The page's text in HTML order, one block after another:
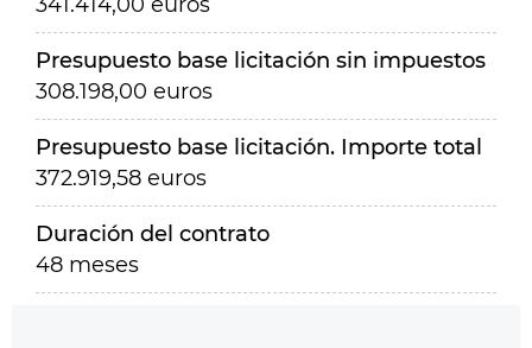
Presupuesto base licitación sin impuestos
308.198,00 euros
Presupuesto base licitación. Importe total
372.919,58 euros
Duración del contrato
48 meses